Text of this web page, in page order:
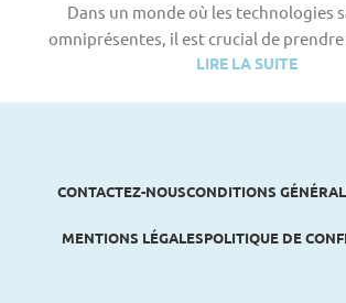
Dans un monde où les technologies
omniprésentes, il est crucial de prendre
LIRE LA SUITE
CONTACTEZ-NOUSCONDITIONS
MENTIONS LÉGALESPOLITIQUE DE